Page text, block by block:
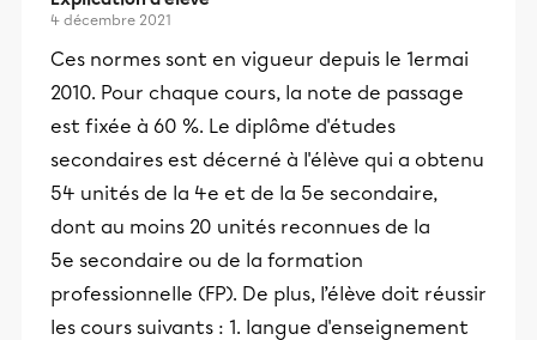
4 décembre 2021
Ces normes sont en vigueur depuis le 1ermai
2010. Pour chaque cours, la note de passage
est fixée à 60 %. Le diplôme d'études
secondaires est décerné à l'élève qui a obtenu
54 unités de la 4e et de la 5e secondaire,
dont au moins 20 unités reconnues de la
5e secondaire ou de la formation
professionnelle (FP). De plus, l’élève doit réussir
les cours suivants : 1. langue d'enseignement